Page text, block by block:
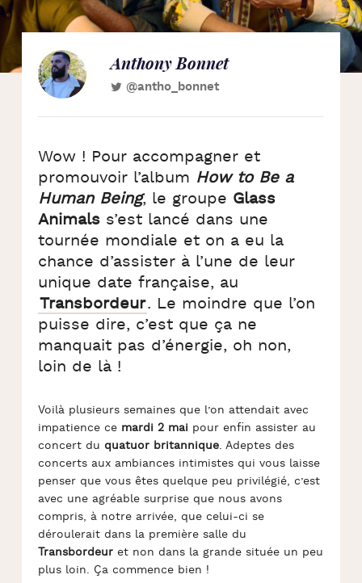
Anthony Bonnet
@antho_bonnet
Wow ! Pour accompagner et
promouvoir l’album How to Be a
Human Being, le groupe Glass
Animalss’est lancé dans une
tournée mondiale et on a eu la
chance d’assister à l’une de leur
unique date française, au
Transbordeur. Le moindre que l’on
puisse dire, c’est que ça ne
manquait pas d’énergie, oh non,
loin de là !
Voilà plusieurs semaines que l’on attendait avec
impatience ce mardi 2 maipour enfin assister au
concert du quatuor britannique. Adeptes des
concerts aux ambiances intimistes qui vous laisse
penser que vous êtes quelque peu privilégié, c’est
avec une agréable surprise que nous avons
compris, à notre arrivée, que celui-ci se
déroulerait dans la première salle du
Transbordeuret non dans la grande située un peu
plus loin. Ça commence bien !